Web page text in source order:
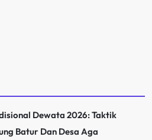
Dewata 2026: Taktik
Batur Dan Desa Aga